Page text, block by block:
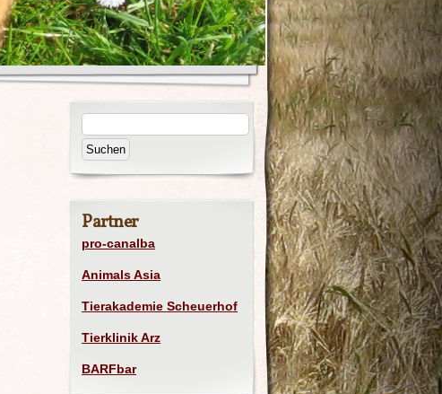
Partner
pro-canalba
Animals Asia
Tierakademie Scheuerhof
Tierklinik Arz
BARFbar